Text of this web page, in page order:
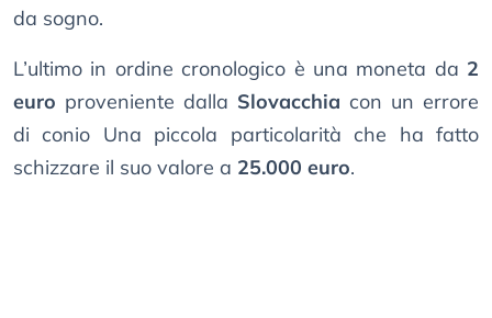
da sogno.
L’ultimo in ordine cronologico è una moneta da 2
euro proveniente dalla Slovacchia con un errore
di conio Una piccola particolarità che ha fatto
schizzare il suo valore a 25.000 euro.